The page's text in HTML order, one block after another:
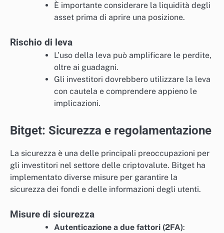
È importante considerare la liquidità degli
asset prima di aprire una posizione.
Rischio di leva
L’uso della leva può amplificare le perdite,
oltre ai guadagni.
Gli investitori dovrebbero utilizzare la leva
con cautela e comprendere appieno le
implicazioni.
Bitget: Sicurezza e regolamentazione
La sicurezza è una delle principali preoccupazioni per
gli investitori nel settore delle criptovalute. Bitget ha
implementato diverse misure per garantire la
sicurezza dei fondi e delle informazioni degli utenti.
Misure di sicurezza
Autenticazione a due fattori (2FA):